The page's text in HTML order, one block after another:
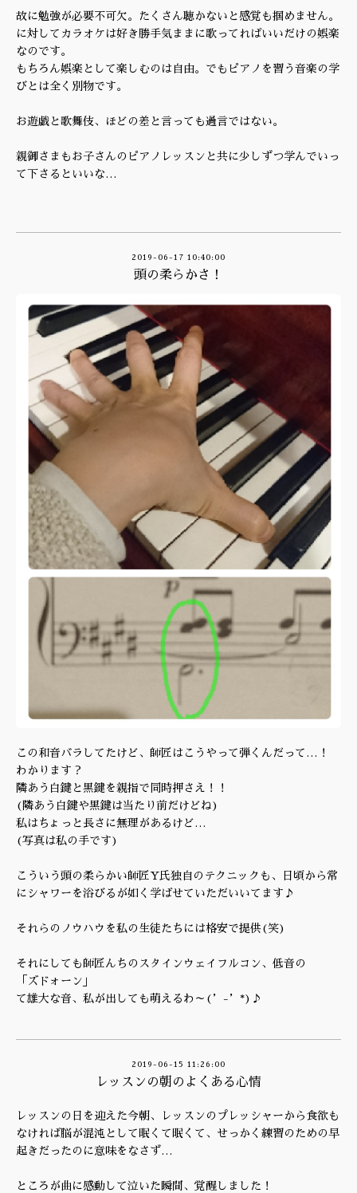
故に勉強が必要不可欠。たくさん聴かないと感覚も掴めません。
に対してカラオケは好き勝手気ままに歌ってればいいだけの娯楽
なのです。
もちろん娯楽として楽しむのは自由。でもピアノを習う音楽の学
びとは全く別物です。
お遊戯と歌舞伎、ほどの差と言っても過言ではない。
親御さまもお子さんのピアノレッスンと共に少しずつ学んでいっ
て下さるといいな…
2019-06-17 10:40:00
頭の柔らかさ！
この和音バラしてたけど、師匠はこうやって弾くんだって…！
わかります？
隣あう白鍵と黒鍵を親指で同時押さえ！！
(隣あう白鍵や黒鍵は当たり前だけどね)
私はちょっと長さに無理があるけど…
(写真は私の手です)
こういう頭の柔らかい師匠Y氏独自のテクニックも、日頃から常
にシャワーを浴びるが如く学ばせていただいいてます♪
それらのノウハウを私の生徒たちには格安で提供(笑)
それにしても師匠んちのスタインウェイフルコン、低音の
「ズドォーン」
て雄大な音、私が出しても萌えるわ～(’-’*)♪
2019-06-15 11:26:00
レッスンの朝のよくある心情
レッスンの日を迎えた今朝、レッスンのプレッシャーから食欲も
なければ脳が混沌として眠くて眠くて、せっかく練習のための早
起きだったのに意味をなさず…
ところが曲に感動して泣いた瞬間、覚醒しました！